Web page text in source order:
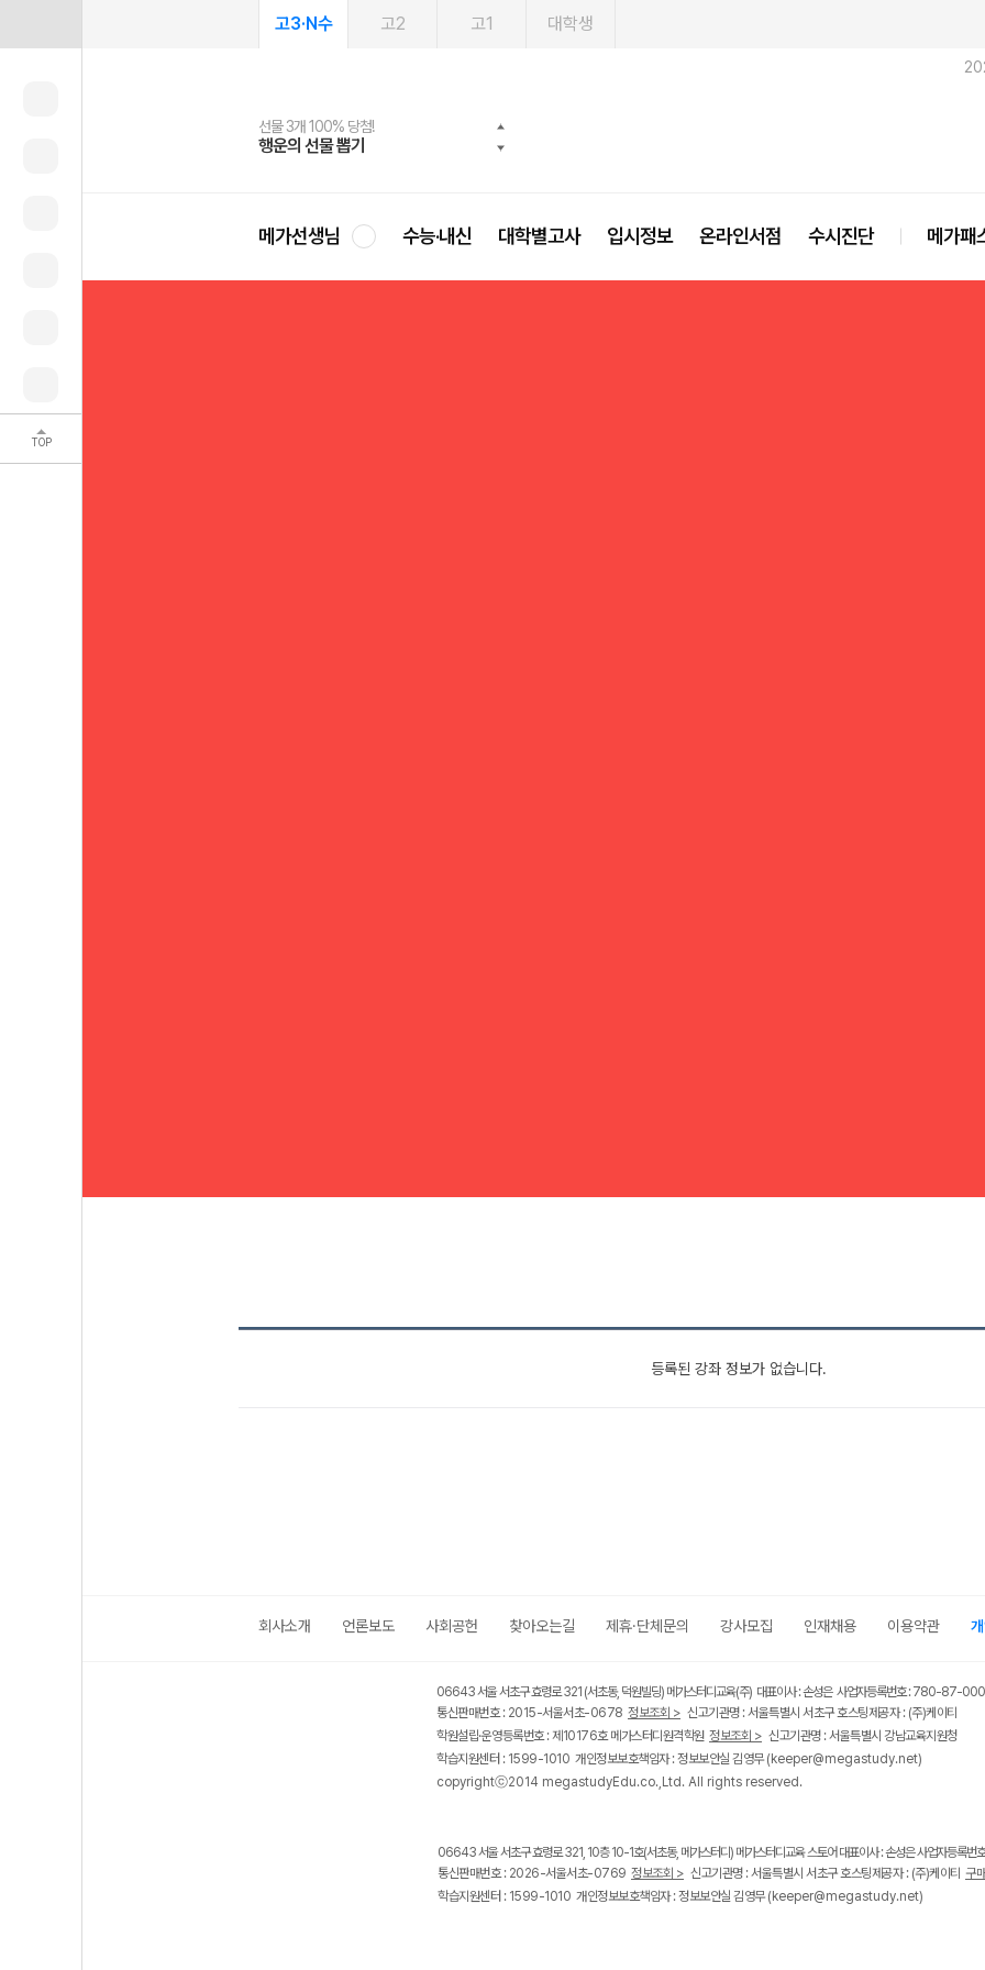
TOP
고3·N수 고2 고1 대학생
선물 3개 100% 당첨!
행운의 선물 뽑기
선물 100% 증정!
메가스터디 X 올리브
여름방학 스터디 캐시백
메가런 썸머스쿨
2027 러셀 단과
강사 공개선발
스마트러닝앱
설문 EVENT
메가패스
3일 무료 체험권
메가패스 수강생 무료혜택!
메가클럽 멤버십
사회공헌 캠페인
희망이룸 메가나눔
메가선생님 수능·내신 대학별고사 입시정보 온라인서점 수시진단 메가패
등록된 강좌 정보가 없습니다.
회사소개 언론보도 사회공헌 찾아오는길 제휴·단체문의 강사모집 인재채용 이용약관
06643 서울 서초구 효령로 321 (서초동, 덕원빌딩) 메가스터디교육(주) 대표이사 : 손성은 사업자등록번호 : 780-87-
통신판매번호 : 2015-서울서초-0678 정보조회 > 신고기관명 : 서울특별시 서초구 호스팅제공자 : (주)케이티
학원설립·운영등록번호 : 제10176호 메가스터디원격학원 정보조회 > 신고기관명 : 서울특별시 강남교육지원청
학습지원센터 : 1599-1010 개인정보보호책임자 : 정보보안실 김영무(keeper@megastudy.net)
copyrightⓒ2014 megastudyEdu.co.,Ltd. All rights reserved.
06643 서울 서초구 효령로 321, 10층 10-1호(서초동, 메가스터디) 메가스터디교육 스토어 대표이사 : 손성은 사업자등
통신판매번호 : 2026-서울서초-0769 정보조회 > 신고기관명 : 서울특별시 서초구 호스팅제공자 : (주)케이티 구
학습지원센터 : 1599-1010 개인정보보호책임자 : 정보보안실 김영무(keeper@megastudy.net)